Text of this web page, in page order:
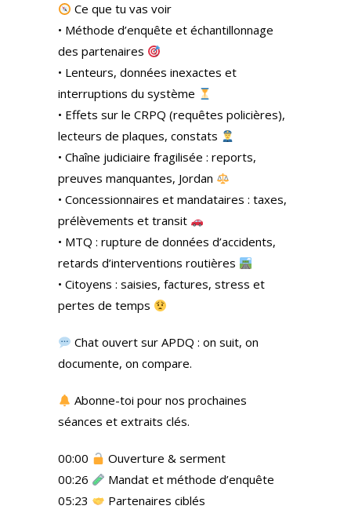
Ce que tu vas voir
• Méthode d’enquête et échantillonnage
des partenaires
• Lenteurs, données inexactes et
interruptions du système
• Effets sur le CRPQ (requêtes policières),
lecteurs de plaques, constats
• Chaîne judiciaire fragilisée : reports,
preuves manquantes, Jordan
• Concessionnaires et mandataires : taxes,
prélèvements et transit
• MTQ : rupture de données d’accidents,
retards d’interventions routières
• Citoyens : saisies, factures, stress et
pertes de temps
Chat ouvert sur APDQ : on suit, on
documente, on compare.
Abonne-toi pour nos prochaines
séances et extraits clés.
00:00
Ouverture & serment
00:26
Mandat et méthode d’enquête
05:23
Partenaires ciblés